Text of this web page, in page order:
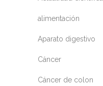
alimentación
Aparato digestivo
Cáncer
Cáncer de colon